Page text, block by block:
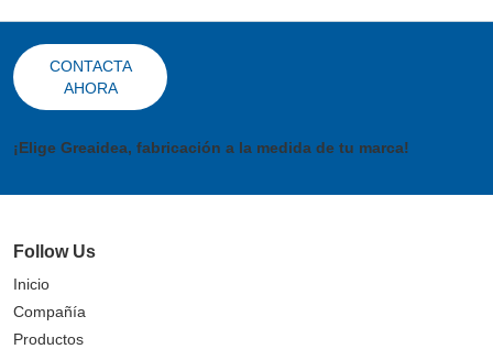
CONTACTA
AHORA
¡Elige Greaidea, fabricación a la medida de tu marca!
Follow Us
Inicio
Compañía
Productos